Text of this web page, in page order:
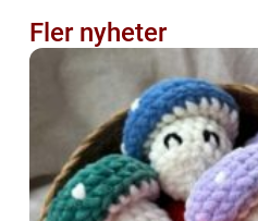
Fler nyheter